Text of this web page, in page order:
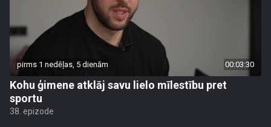
pirms 1 nedēļas, 5 dienām 00:03:30
Kohu ģimene atklāj savu lielo mīlestību pret
sportu
38. epizode